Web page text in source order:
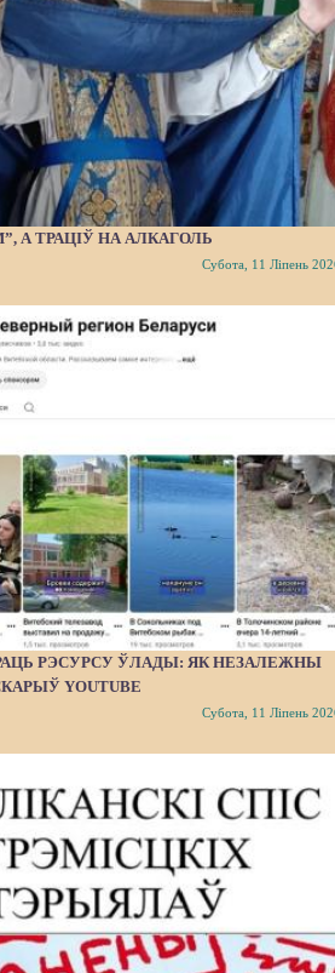
А ТРАЦІЎ НА АЛКАГОЛЬ
Субота, 11 Ліпень
РЭСУРСУ ЎЛАДЫ: ЯК НЕЗАЛЕЖНЫ
YOUTUBE
Субота, 11 Ліпень